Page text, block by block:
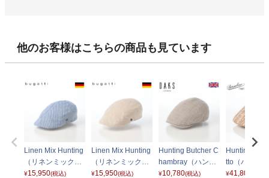
他のお客様はこちらの商品も見ています
Linen Mix Hunting
（リネンミックス
ハンチング） 629
¥15,950(税込)
Linen Mix Hunting
（リネンミックス
ハンチング） 629
¥15,950(税込)
Hunting Butcher C
hambray（ハンチ
ング ブッチャーシ
¥10,780(税込)
Hunting
tto（ハンチ
リギ エフェ
¥41,800